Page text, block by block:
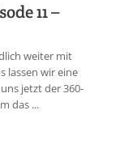
11 –
weiter mit
lassen wir eine
jetzt der 360-
das ...